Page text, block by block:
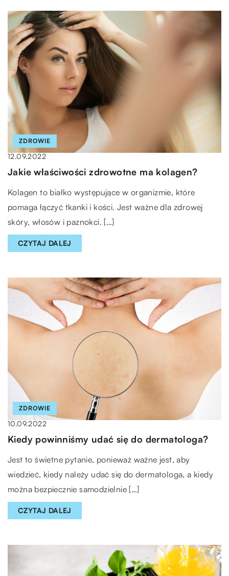
ZDROWIE
12.09.2022
Jakie właściwości zdrowotne ma kolagen?
Kolagen to białko występujące w organizmie, które
pomaga łączyć tkanki i kości. Jest ważne dla zdrowej
skóry, włosów i paznokci. […]
CZYTAJ DALEJ
ZDROWIE
10.09.2022
Kiedy powinniśmy udać się do dermatologa?
Jest to świetne pytanie, ponieważ ważne jest, aby
wiedzieć, kiedy należy udać się do dermatologa, a kiedy
można bezpiecznie samodzielnie […]
CZYTAJ DALEJ